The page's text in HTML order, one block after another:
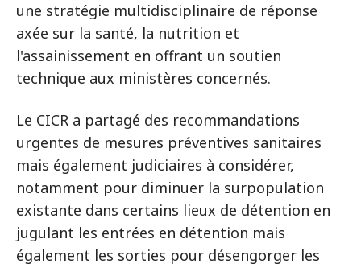
une stratégie multidisciplinaire de réponse
axée sur la santé, la nutrition et
l'assainissement en offrant un soutien
technique aux ministères concernés.
Le CICR a partagé des recommandations
urgentes de mesures préventives sanitaires
mais également judiciaires à considérer,
notamment pour diminuer la surpopulation
existante dans certains lieux de détention en
jugulant les entrées en détention mais
également les sorties pour désengorger les